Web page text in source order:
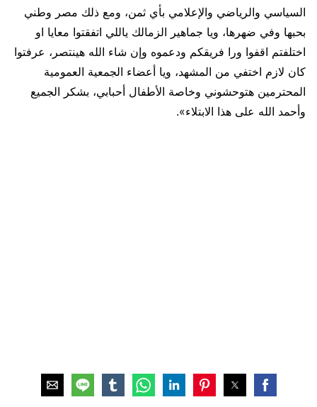
السياسي والرياضي والإعلامي بأي ثمن، ومع ذلك مصر وطني
بحبها وفي ضهرها، ويا جماهير الزمالك ياللي اتفقتوا معايا او
اختلفتم اقفوا ورا فريقكم ودعموه وإن شاء الله هينتصر، عرفتوا
كان لازم اختفي من المشهد، ويا أعضاء الجمعية العمومية
المحترمين هتوحشوني وخاصة الأطفال أحبابي، بشكر الجميع
وأحمد الله على هذا الابتلاء».